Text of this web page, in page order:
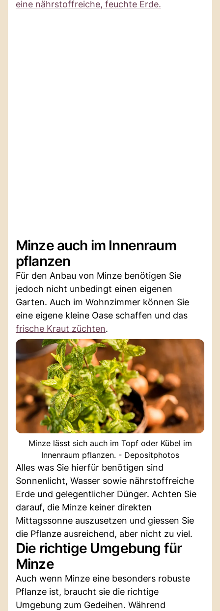
eine nährstoffreiche, feuchte Erde.
Minze auch im Innenraum
pflanzen
Für den Anbau von Minze benötigen Sie
jedoch nicht unbedingt einen eigenen
Garten. Auch im Wohnzimmer können Sie
eine eigene kleine Oase schaffen und das
frische Kraut züchten.
Minze lässt sich auch im Topf oder Kübel im
Innenraum pflanzen. - Depositphotos
Alles was Sie hierfür benötigen sind
Sonnenlicht, Wasser sowie nährstoffreiche
Erde und gelegentlicher Dünger. Achten Sie
darauf, die Minze keiner direkten
Mittagssonne auszusetzen und giessen Sie
die Pflanze ausreichend, aber nicht zu viel.
Die richtige Umgebung für
Minze
Auch wenn Minze eine besonders robuste
Pflanze ist, braucht sie die richtige
Umgebung zum Gedeihen. Während